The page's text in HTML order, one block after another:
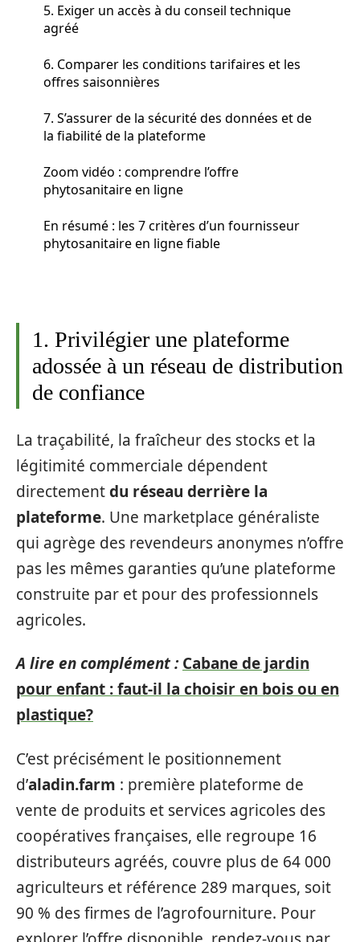
5. Exiger un accès à du conseil technique
agréé
6. Comparer les conditions tarifaires et les
offres saisonnières
7. S’assurer de la sécurité des données et de
la fiabilité de la plateforme
Zoom vidéo : comprendre l’offre
phytosanitaire en ligne
En résumé : les 7 critères d’un fournisseur
phytosanitaire en ligne fiable
1. Privilégier une plateforme
adossée à un réseau de distribution
de confiance
La traçabilité, la fraîcheur des stocks et la
légitimité commerciale dépendent
directementdu réseau derrière la
plateforme. Une marketplace généraliste
qui agrège des revendeurs anonymes n’offre
pas les mêmes garanties qu’une plateforme
construite par et pour des professionnels
agricoles.
A lire en complément : Cabane de jardin
pour enfant : faut-il la choisir en bois ou en
plastique?
C’est précisément le positionnement
d’aladin.farm : première plateforme de
vente de produits et services agricoles des
coopératives françaises, elle regroupe 16
distributeurs agréés, couvre plus de 64 000
agriculteurs et référence 289 marques, soit
90 % des firmes de l’agrofourniture. Pour